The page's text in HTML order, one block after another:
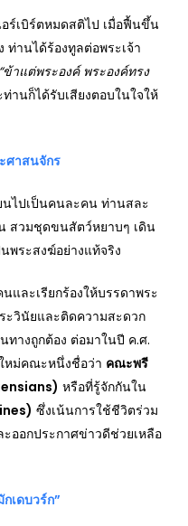
ร์เบิร์ตหมดสติไป เมื่อฟื้นขึ้น
ท่านได้ร้องทูลต่อพระเจ้า
“ข้าแต่พระองค์ พระองค์ทรง
านก็ได้รับเสียงตอบในใจให้
ศาสนจักร
นไปเป็นคนละคน ท่านสละ
สวมชุดขนสัตว์หยาบๆ เดิน
พระสงฆ์อย่างแท้จริง
และเรียกร้องให้บรรดาพระ
วินัยและติดความสะดวก
ทางถูกต้อง ต่อมาในปี ค.ศ.
หม่คณะหนึ่งชื่อว่า คณะพรี
หรือที่รู้จักกันใน
ซึ่งเน้นการใช้ชีวิตร่วม
ออกประกาศข่าวดีช่วยเหลือ
เดบวร์ก”